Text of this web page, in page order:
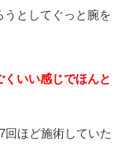
としてぐっと腕を
いい感じでほんと
回ほど施術していた